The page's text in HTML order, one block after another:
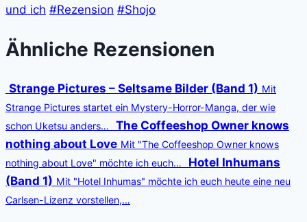
und ich #Rezension #Shojo
Ähnliche Rezensionen
Strange Pictures – Seltsame Bilder (Band 1) Mit
Strange Pictures startet ein Mystery-Horror-Manga, der wie
schon Uketsu anders…
The Coffeeshop Owner knows
nothing about Love Mit "The Coffeeshop Owner knows
nothing about Love" möchte ich euch…
Hotel Inhumans
(Band 1) Mit "Hotel Inhumas" möchte ich euch heute eine neu
Carlsen-Lizenz vorstellen,…